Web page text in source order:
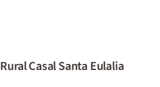
Casal Santa Eulalia